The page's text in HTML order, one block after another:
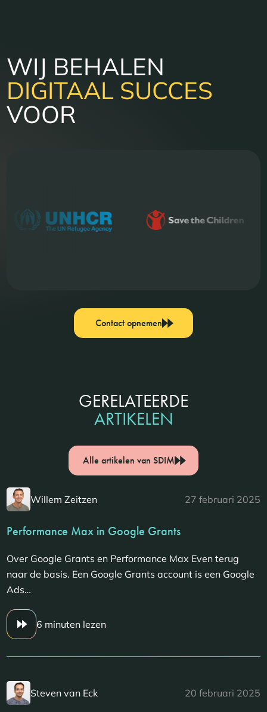
WIJ BEHALEN
DIGITAAL SUCCES
VOOR
Contact opnemen
GERELATEERDE
ARTIKELEN
Alle artikelen van SDIM
Willem Zeitzen 27 februari 2025
Performance Max in Google Grants
Over Google Grants en Performance Max Even terug
naar de basis. Een Google Grants account is een Google
Ads…
6 minuten lezen
Steven van Eck 20 februari 2025